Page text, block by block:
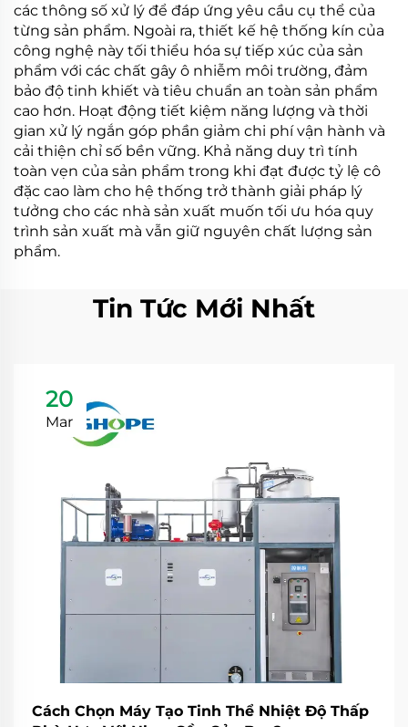
các thông số xử lý để đáp ứng yêu cầu cụ thể của
từng sản phẩm. Ngoài ra, thiết kế hệ thống kín của
công nghệ này tối thiểu hóa sự tiếp xúc của sản
phẩm với các chất gây ô nhiễm môi trường, đảm
bảo độ tinh khiết và tiêu chuẩn an toàn sản phẩm
cao hơn. Hoạt động tiết kiệm năng lượng và thời
gian xử lý ngắn góp phần giảm chi phí vận hành và
cải thiện chỉ số bền vững. Khả năng duy trì tính
toàn vẹn của sản phẩm trong khi đạt được tỷ lệ cô
đặc cao làm cho hệ thống trở thành giải pháp lý
tưởng cho các nhà sản xuất muốn tối ưu hóa quy
trình sản xuất mà vẫn giữ nguyên chất lượng sản
phẩm.
Tin Tức Mới Nhất
20
Mar
Cách Chọn Máy Tạo Tinh Thể Nhiệt Độ Thấp